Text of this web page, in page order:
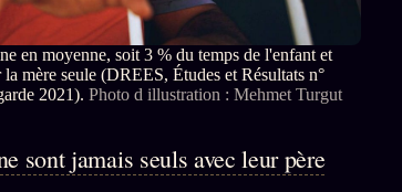
en moyenne, soit 3 % du temps de l'enfant et
mère seule (DREES, Études et Résultats n°
2021). Photo d illustration : Mehmet Turgut
sont jamais seuls avec leur père